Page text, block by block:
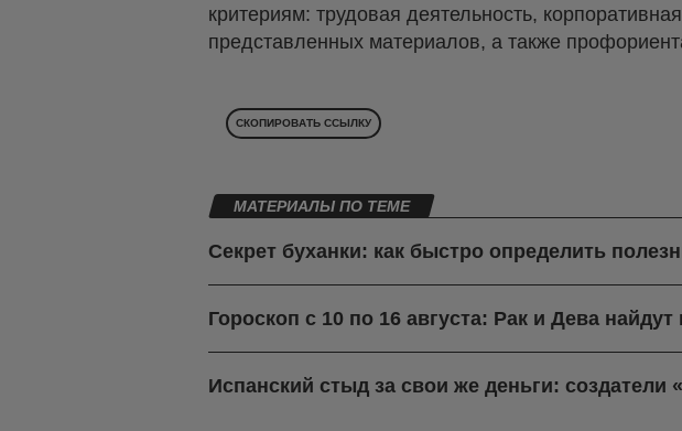
критериям: трудовая деятельность,
представленных материалов, а также
СКОПИРОВАТЬ ССЫЛКУ
МАТЕРИАЛЫ ПО ТЕМЕ
Секрет буханки: как быстро определить
Гороскоп с 10 по 16 августа: Рак и Дева
Испанский стыд за свои же деньги: создатели